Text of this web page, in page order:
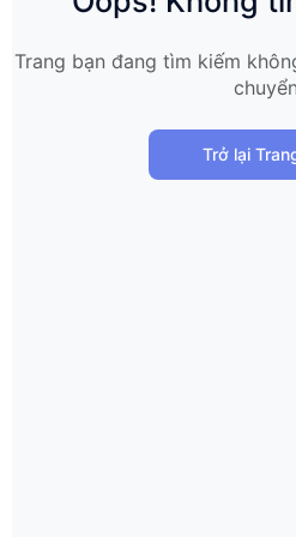
Trang bạn đang tìm kiếm
Trở lại